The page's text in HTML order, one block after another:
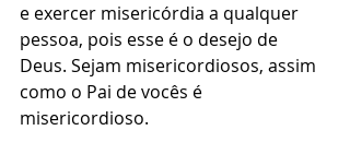
e exercer misericórdia a qualquer
pessoa, pois esse é o desejo de
Deus. Sejam misericordiosos, assim
como o Pai de vocês é
misericordioso.